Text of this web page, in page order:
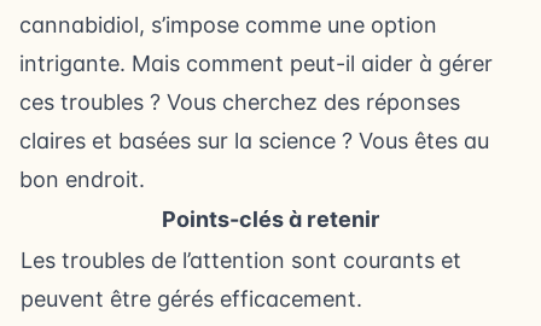
cannabidiol, s’impose comme une option
intrigante. Mais comment peut-il aider à gérer
ces troubles ? Vous cherchez des réponses
claires et basées sur la science ? Vous êtes au
bon endroit.
Points-clés à retenir
Les troubles de l’attention sont courants et
peuvent être gérés efficacement.